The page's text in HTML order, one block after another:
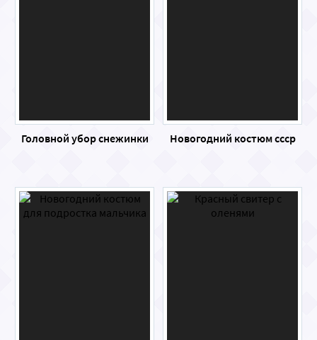
Головной убор снежинки Новогодний костюм ссср